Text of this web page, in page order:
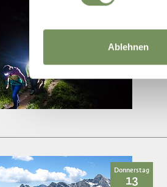
Ablehnen
Aug
Donnerstag
13